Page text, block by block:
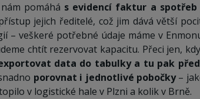
pomáhá s evidencí faktur a
jejich ředitelé, což jim dává větší
– veškeré potřebné údaje máme v
chtít rezervovat kapacitu. Přeci jen,
data do tabulky a tu pak
porovnat i jednotlivé pobočky–
v logistické hale v Plzni a kolik v Brně.